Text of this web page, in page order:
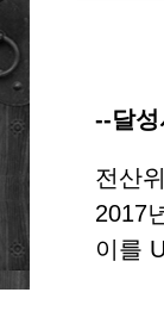
--달
전산
2017
이를